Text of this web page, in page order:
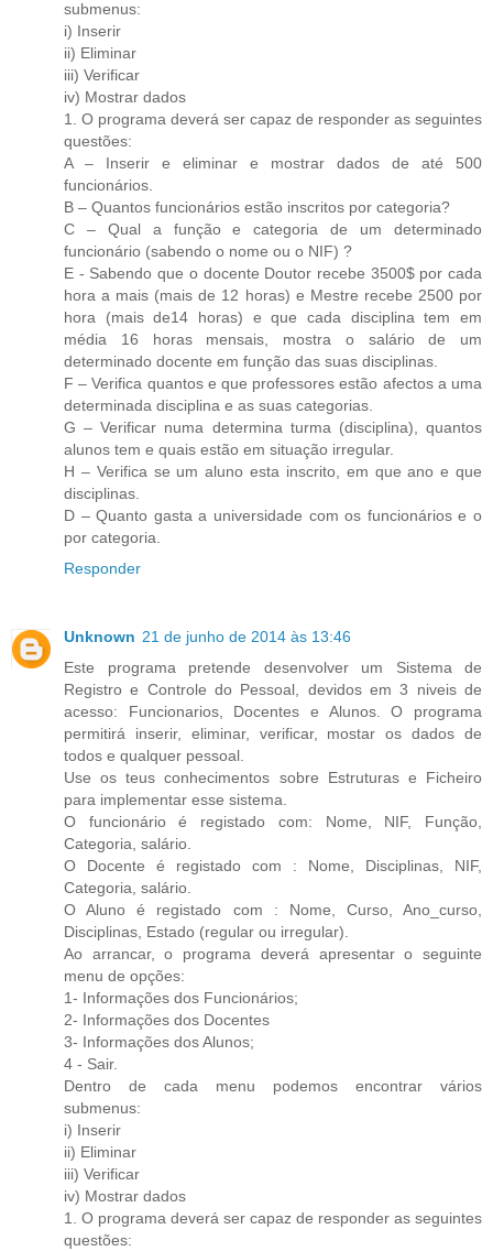
submenus:
i) Inserir
ii) Eliminar
iii) Verificar
iv) Mostrar dados
1. O programa deverá ser capaz de responder as seguintes
questões:
A – Inserir e eliminar e mostrar dados de até 500
funcionários.
B – Quantos funcionários estão inscritos por categoria?
C – Qual a função e categoria de um determinado
funcionário (sabendo o nome ou o NIF) ?
E - Sabendo que o docente Doutor recebe 3500$ por cada
hora a mais (mais de 12 horas) e Mestre recebe 2500 por
hora (mais de14 horas) e que cada disciplina tem em
média 16 horas mensais, mostra o salário de um
determinado docente em função das suas disciplinas.
F – Verifica quantos e que professores estão afectos a uma
determinada disciplina e as suas categorias.
G – Verificar numa determina turma (disciplina), quantos
alunos tem e quais estão em situação irregular.
H – Verifica se um aluno esta inscrito, em que ano e que
disciplinas.
D – Quanto gasta a universidade com os funcionários e o
por categoria.
Responder
Unknown 21 de junho de 2014 às 13:46
Este programa pretende desenvolver um Sistema de
Registro e Controle do Pessoal, devidos em 3 niveis de
acesso: Funcionarios, Docentes e Alunos. O programa
permitirá inserir, eliminar, verificar, mostar os dados de
todos e qualquer pessoal.
Use os teus conhecimentos sobre Estruturas e Ficheiro
para implementar esse sistema.
O funcionário é registado com: Nome, NIF, Função,
Categoria, salário.
O Docente é registado com : Nome, Disciplinas, NIF,
Categoria, salário.
O Aluno é registado com : Nome, Curso, Ano_curso,
Disciplinas, Estado (regular ou irregular).
Ao arrancar, o programa deverá apresentar o seguinte
menu de opções:
1- Informações dos Funcionários;
2- Informações dos Docentes
3- Informações dos Alunos;
4 - Sair.
Dentro de cada menu podemos encontrar vários
submenus:
i) Inserir
ii) Eliminar
iii) Verificar
iv) Mostrar dados
1. O programa deverá ser capaz de responder as seguintes
questões: